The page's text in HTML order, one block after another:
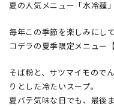
夏の人気メニュー「水冷麺
毎年この季節を楽しみにし
コデラの夏季限定メニュー
そば粉と、サツマイモので
りとした冷たいスープ。
夏バテ気味な日でも、最後